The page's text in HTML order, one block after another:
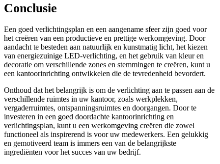
Conclusie
Een goed verlichtingsplan en een aangename sfeer zijn goed voor
het creëren van een productieve en prettige werkomgeving. Door
aandacht te besteden aan natuurlijk en kunstmatig licht, het kiezen
van energiezuinige LED-verlichting, en het gebruik van kleur en
decoratie om verschillende zones en stemmingen te creëren, kunt u
een kantoorinrichting ontwikkelen die de tevredenheid bevordert.
Onthoud dat het belangrijk is om de verlichting aan te passen aan de
verschillende ruimtes in uw kantoor, zoals werkplekken,
vergaderruimtes, ontspanningsruimtes en doorgangen. Door te
investeren in een goed doordachte kantoorinrichting en
verlichtingsplan, kunt u een werkomgeving creëren die zowel
functioneel als inspirerend is voor uw medewerkers. Een gelukkig
en gemotiveerd team is immers een van de belangrijkste
ingrediënten voor het succes van uw bedrijf.